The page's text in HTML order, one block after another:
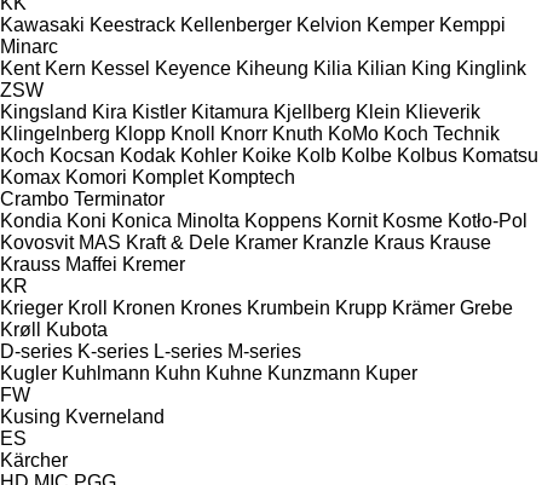
Kawasaki Keestrack Kellenberger Kelvion Kemper Kemppi
Minarc
Kent Kern Kessel Keyence Kiheung Kilia Kilian King Kinglink
ZSW
Kingsland Kira Kistler Kitamura Kjellberg Klein Klieverik
Klingelnberg Klopp Knoll Knorr Knuth KoMo Koch Technik
Koch Kocsan Kodak Kohler Koike Kolb Kolbe Kolbus Komatsu
Komax Komori Komplet Komptech
Crambo Terminator
Kondia Koni Konica Minolta Koppens Kornit Kosme Kotło-Pol
Kovosvit MAS Kraft & Dele Kramer Kranzle Kraus Krause
Krauss Maffei Kremer
KR
Krieger Kroll Kronen Krones Krumbein Krupp Krämer Grebe
Krøll
Kubota
D-series K-series L-series M-series
Kugler Kuhlmann Kuhn Kuhne Kunzmann Kuper
FW
Kusing Kverneland
ES
Kärcher